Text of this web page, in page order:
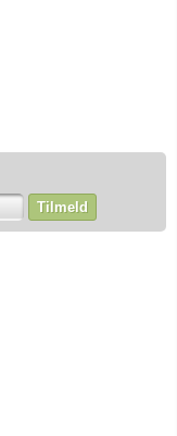
Tilmeld